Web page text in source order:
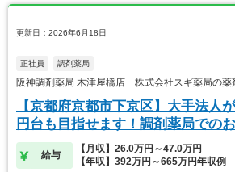
更新日：2026年6月18日
正社員 調剤薬局
阪神調剤薬局 木津屋橋店 株式会社スギ薬局の薬
【京都府京都市下京区】大手法人
円台も目指せます！調剤薬局での
給与
【月収】26.0万円～47.0万円
【年収】392万円～665万円年収例